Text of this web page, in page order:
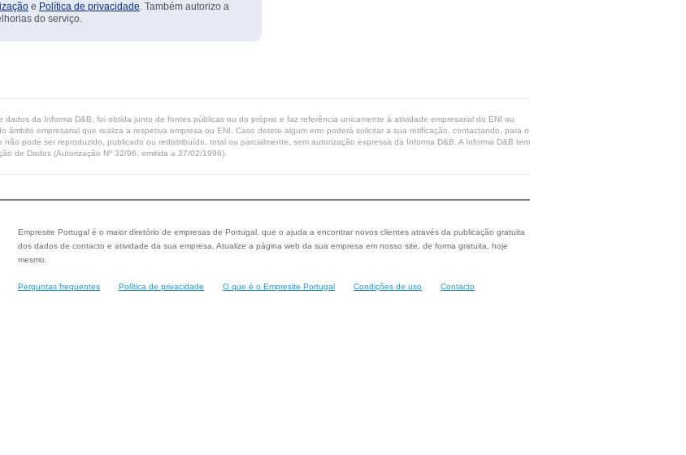
e Política de privacidade. Também autorizo a
do serviço.
da Informa D&B, foi obtida junto de fontes públicas ou do próprio e faz referência unicamente à atividade empresarial do ENI ou
empresarial que realiza a respetiva empresa ou ENI. Caso detete algum erro poderá solicitar a sua retificação, contactando, para o
pode ser reproduzido, publicado ou redistribuído, total ou parcialmente, sem autorização expressa da Informa D&B. A Informa D&B tem
de Dados (Autorização Nº 32/96, emitida a 27/02/1996).
Empresite Portugal é o maior diretório de empresas de Portugal, que o ajuda a encontrar novos clientes através da publicação gratuita
dos dados de contacto e atividade da sua empresa. Atualize a página web da sua empresa em nosso site, de forma gratuita, hoje
mesmo.
Perguntas frequentes Política de privacidade O que é o Empresite Portugal Condições de uso Contacto